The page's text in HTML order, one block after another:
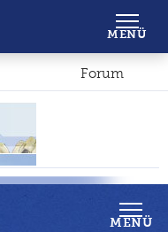
Forum
MENÜ